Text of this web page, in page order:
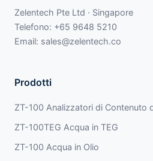
Zelentech Pte Ltd · Singapore
Telefono: +65 9648 5210
Email: sales@zelentech.co
Prodotti
ZT-100 Analizzatori di Contenuto
ZT-100TEG Acqua in TEG
ZT-100 Acqua in Olio